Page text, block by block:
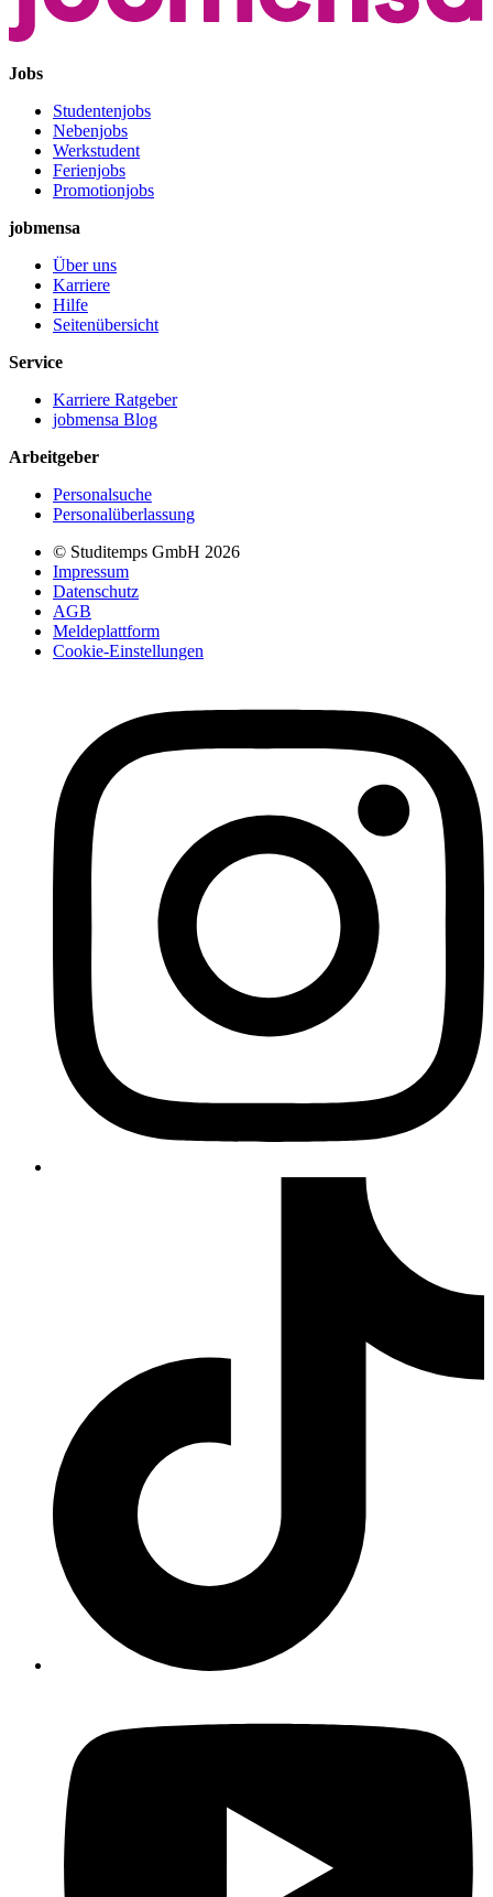
Jobs
Studentenjobs
Nebenjobs
Werkstudent
Ferienjobs
Promotionjobs
jobmensa
Über uns
Karriere
Hilfe
Seitenübersicht
Service
Karriere Ratgeber
jobmensa Blog
Arbeitgeber
Personalsuche
Personalüberlassung
© Studitemps GmbH 2026
Impressum
Datenschutz
AGB
Meldeplattform
Cookie-Einstellungen